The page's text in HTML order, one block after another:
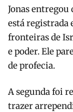
Jonas
está registrada
fronteiras de
e poder. Ele
de profecia.
A segunda foi
trazer